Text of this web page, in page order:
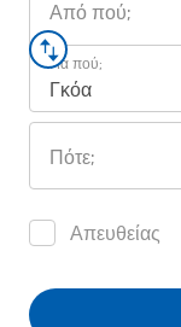
Από πού;
Για πού;
Γκόα
Πότε;
Απευθείας